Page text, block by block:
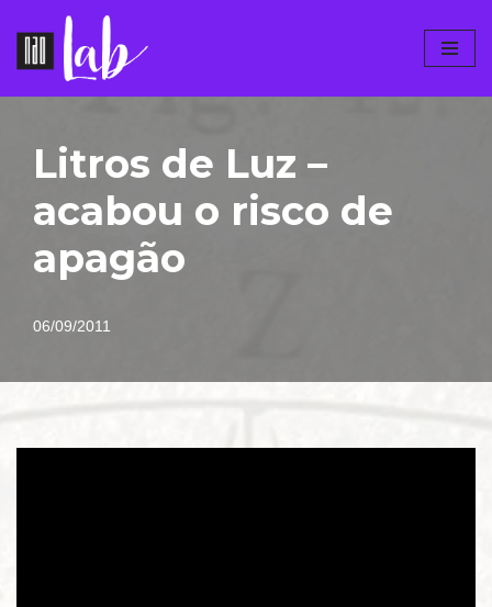
Pular
Litros de Luz –
acabou o risco de
apagão
06/09/2011